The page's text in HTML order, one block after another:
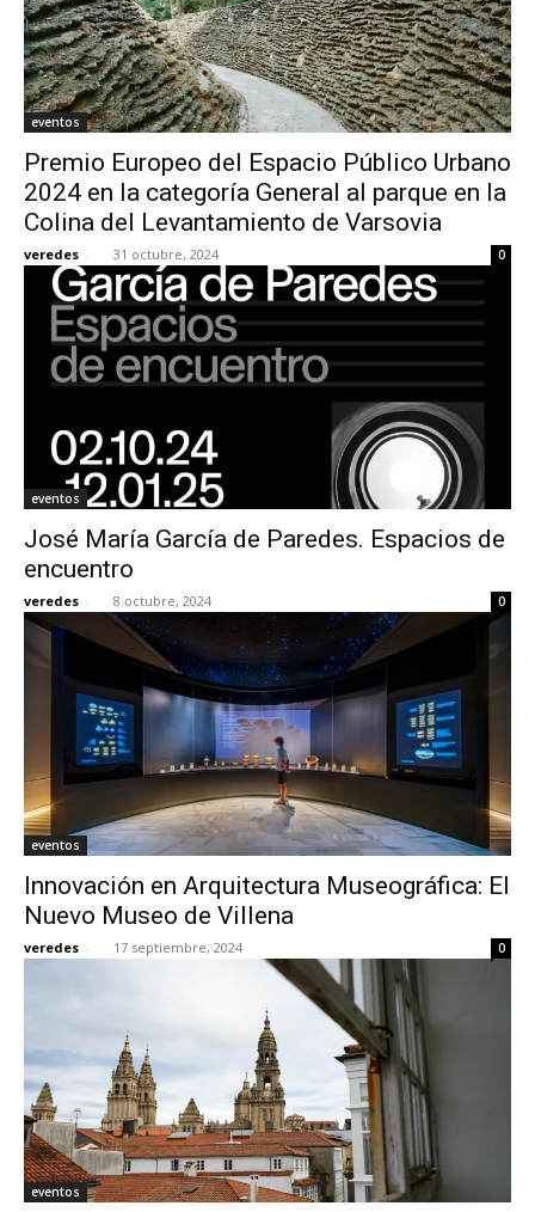
eventos
Premio Europeo del Espacio Público Urbano
2024 en la categoría General al parque en la
Colina del Levantamiento de Varsovia
veredes - 31 octubre, 2024 0
eventos
José María García de Paredes. Espacios de
encuentro
veredes - 8 octubre, 2024 0
eventos
Innovación en Arquitectura Museográfica: El
Nuevo Museo de Villena
veredes - 17 septiembre, 2024 0
eventos